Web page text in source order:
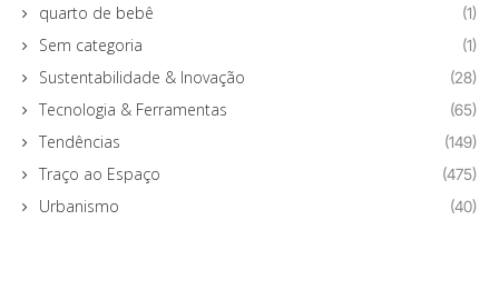
quarto de bebê (1)
Sem categoria (1)
Sustentabilidade & Inovação (28)
Tecnologia & Ferramentas (65)
Tendências (149)
Traço ao Espaço (475)
Urbanismo (40)